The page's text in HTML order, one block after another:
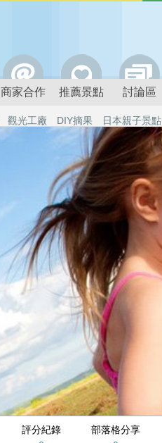
商家合作 推薦景點 討論區
觀光工廠 DIY摘果 日本親子景點
評分紀錄
部落格分享